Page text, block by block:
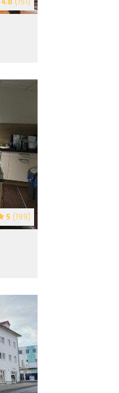
5 (199)